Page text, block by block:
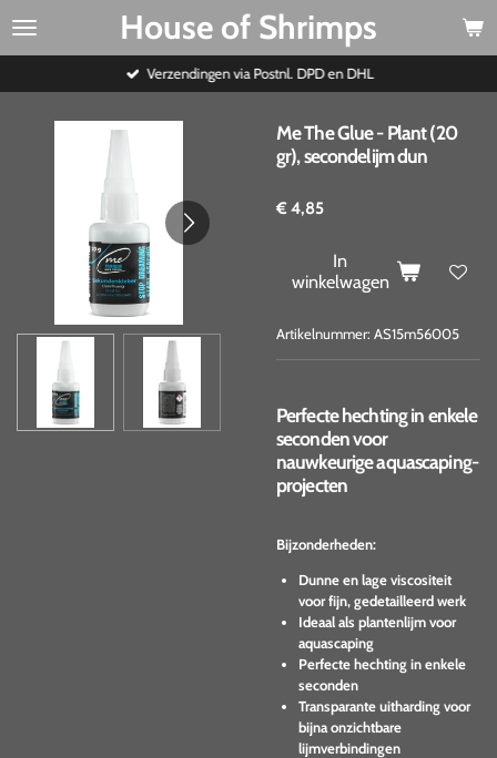
Ga
House of Shrimps
Verzendingen via Postnl. DPD en DHL
Me The Glue - Plant (20
gr), secondelijm dun
€ 4,85
In
winkelwagen
Artikelnummer: AS15m56005
Perfecte hechting in enkele
seconden voor
nauwkeurige aquascaping-
projecten
Bijzonderheden:
Dunne en lage viscositeit
voor fijn, gedetailleerd werk
Ideaal als plantenlijm voor
aquascaping
Perfecte hechting in enkele
seconden
Transparante uitharding voor
bijna onzichtbare
lijmverbindingen